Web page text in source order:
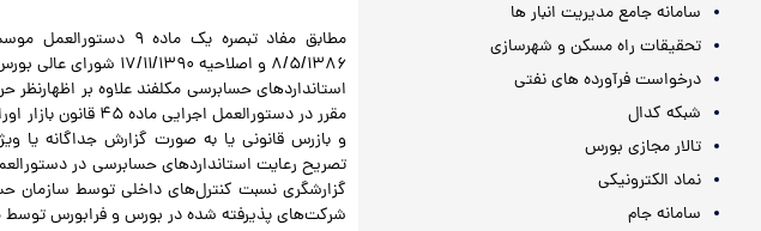
سامانه جامع مدیریت انبار ها
تحقیقات راه مسکن و شهرسازی
درخواست فرآورده های نفتی
شبکه کدال
تالار مجازی بورس
نماد الکترونیکی
سامانه جام
مطابق مفاد تبصره یک
۸/۵/۱۳۸۶ و اصلاحیه
استانداردهای حسابرسی مکلفند علاوه بر
مقرر در
و بازرس قانونی یا به صورت گزارش جداگانه یا
تصریح رعایت استانداردهای حسابرسی در
گزارشگری نسبت کنترل‌های داخلی توسط سازمان
شرکت‌های پذیرفته شده در بورس و فرابورس